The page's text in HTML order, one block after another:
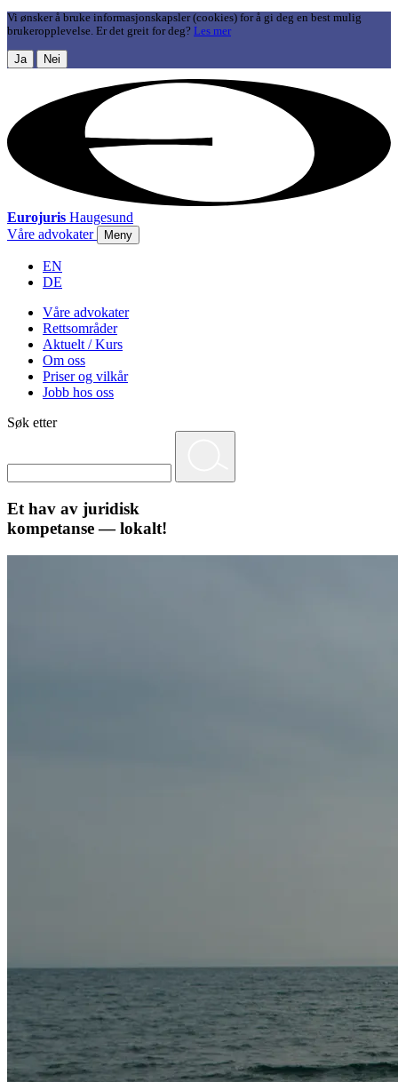
Vi ønsker å bruke informasjonskapsler (cookies) for å gi deg en best mulig
brukeropplevelse. Er det greit for deg? Les mer
Ja Nei
Eurojuris Haugesund
Våre advokater
Meny
EN
DE
Våre advokater
Rettsområder
Aktuelt / Kurs
Om oss
Priser og vilkår
Jobb hos oss
Søk etter
Et hav av juridisk
kompetanse — lokalt!